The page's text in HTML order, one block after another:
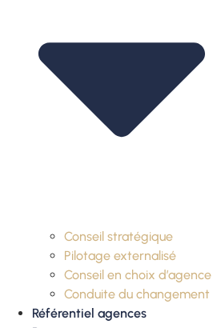
Conseil stratégique
Pilotage externalisé
Conseil en choix d’agence
Conduite du changement
Référentiel agences